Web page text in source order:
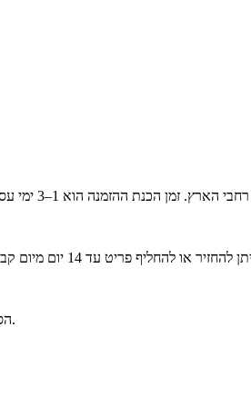
הסליקה באתר מאובטחת ומוצפנת בסטנדרט הגבוה ביותר. ניתן לפרוס את הרכישה לעד 6 תשלומים נוחים.